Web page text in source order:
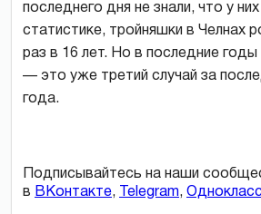
последнего дня не знали, что у
статистике, тройняшки в Челнах
раз в 16 лет. Но в последние годы
— это уже третий случай за
года.
Подписывайтесь на наши
в ВКонтакте, Telegram,